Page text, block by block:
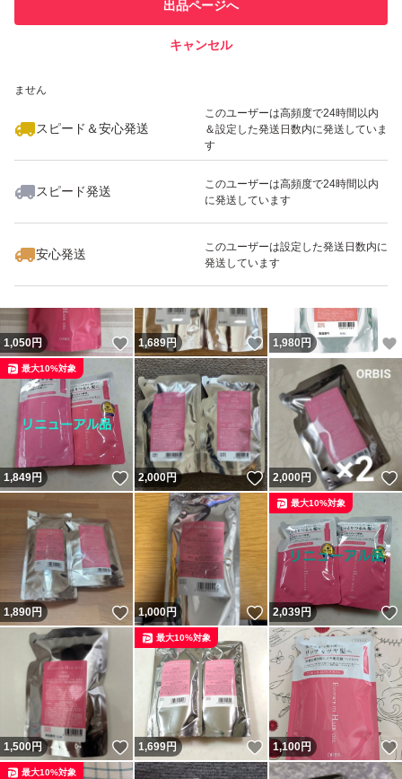
での取引実績があります
ません
スピード＆安心発送
このユーザーは高頻度で24時間以内
＆設定した発送日数内に発送していま
す
スピード発送
このユーザーは高頻度で24時間以内
に発送しています
安心発送
このユーザーは設定した発送日数内に
発送しています
出品ページへ
キャンセル
いいね！
1,100
1,050円 いいね！
1,689円 いいね！
1,980円
1,849円 いいね！
最大10%対象
2,000円 いいね！
2,000円
1,890円 いいね！
1,000円 いいね！
2,039円
最大10%対象
1,500円 いいね！
1,699円 いいね！
最大10%対象
1,100円
最大10%対象